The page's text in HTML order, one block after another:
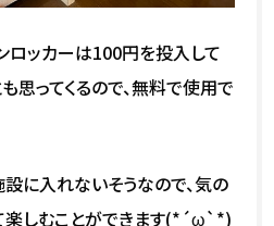
ロッカーは100円を投入して
思ってくるので、無料で使用で
に入れないそうなので、気の
楽しむことができます(*´ω`*)